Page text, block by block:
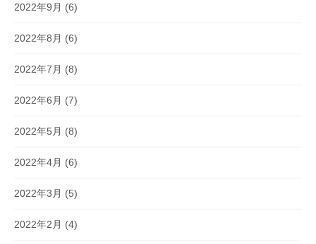
2022年9月 (6)
2022年8月 (6)
2022年7月 (8)
2022年6月 (7)
2022年5月 (8)
2022年4月 (6)
2022年3月 (5)
2022年2月 (4)